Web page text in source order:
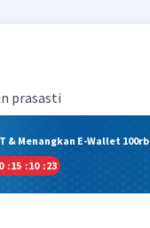
prasasti
& Menangkan E-Wallet 100rb
:15 :10 :23